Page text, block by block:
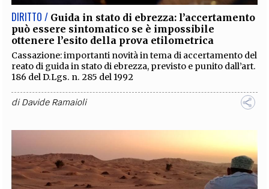
DIRITTO / Guida in stato di ebrezza: l’accertamento
può essere sintomatico se è impossibile
ottenere l’esito della prova etilometrica
Cassazione: importanti novità in tema di accertamento del
reato di guida in stato di ebrezza, previsto e punito dall’art.
186 del D.Lgs. n. 285 del 1992
diDavide Ramaioli